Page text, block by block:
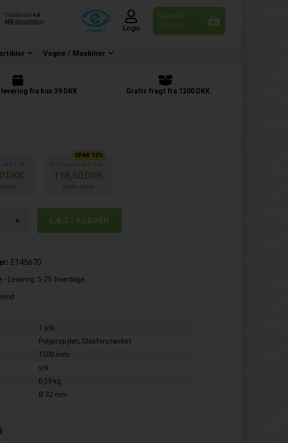
Login
Kurv(0)
0,00 DKK
Vogne / Maskiner
fra kun 39 DKK Gratis fragt fra 1200 DKK
DKK
SPAR 15%
118,50DKK
+
E145670
- Levering 5-25 hverdage
1 stk.
Polypropylen, Glasforstærket
1500 mm
stk
0,59 kg
Ø 32 mm